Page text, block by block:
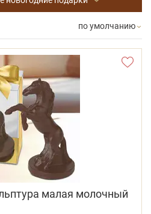
по умолчанию
малая молочный